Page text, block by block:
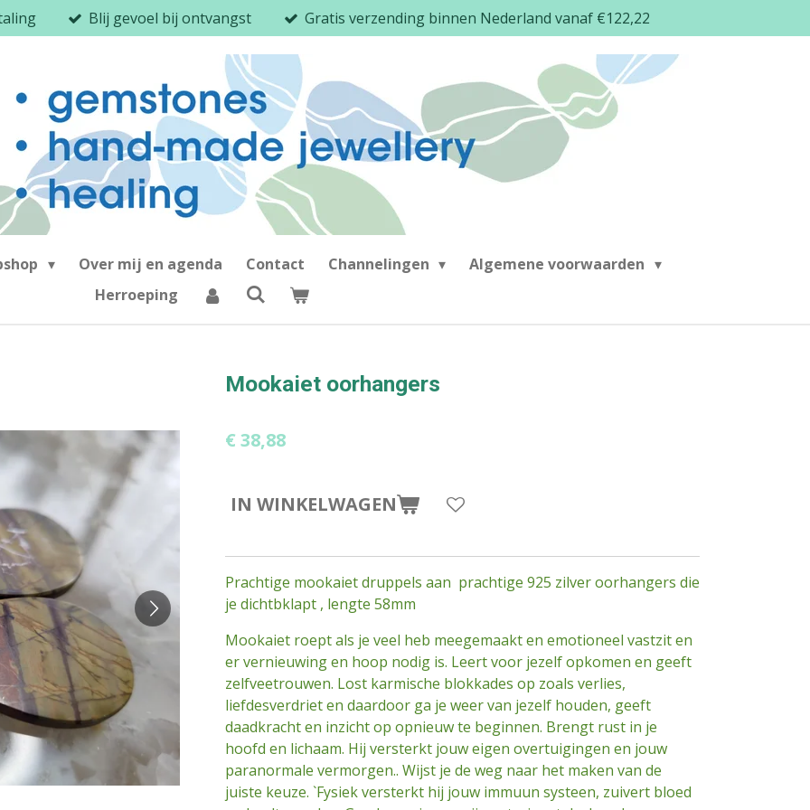
Blij gevoel bij ontvangst Gratis verzending binnen Nederland vanaf €122,22
Over mij en agenda Contact Channelingen
Algemene voorwaarden
Herroeping
Mookaiet oorhangers
€ 38,88
IN WINKELWAGEN
Prachtige mookaiet druppels aan prachtige 925 zilver oorhangers die
je dichtbklapt , lengte 58mm
Mookaiet roept als je veel heb meegemaakt en emotioneel vastzit en
er vernieuwing en hoop nodig is. Leert voor jezelf opkomen en geeft
zelfveetrouwen. Lost karmische blokkades op zoals verlies,
liefdesverdriet en daardoor ga je weer van jezelf houden, geeft
daadkracht en inzicht op opnieuw te beginnen. Brengt rust in je
hoofd en lichaam. Hij versterkt jouw eigen overtuigingen en jouw
paranormale vermorgen.. Wijst je de weg naar het maken van de
juiste keuze. `Fysiek versterkt hij jouw immuun systeen, zuivert bloed